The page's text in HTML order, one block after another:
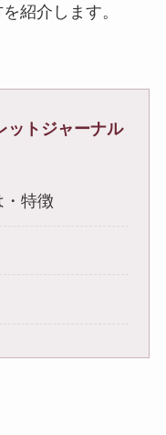
紹介します。
ットジャーナル
特徴